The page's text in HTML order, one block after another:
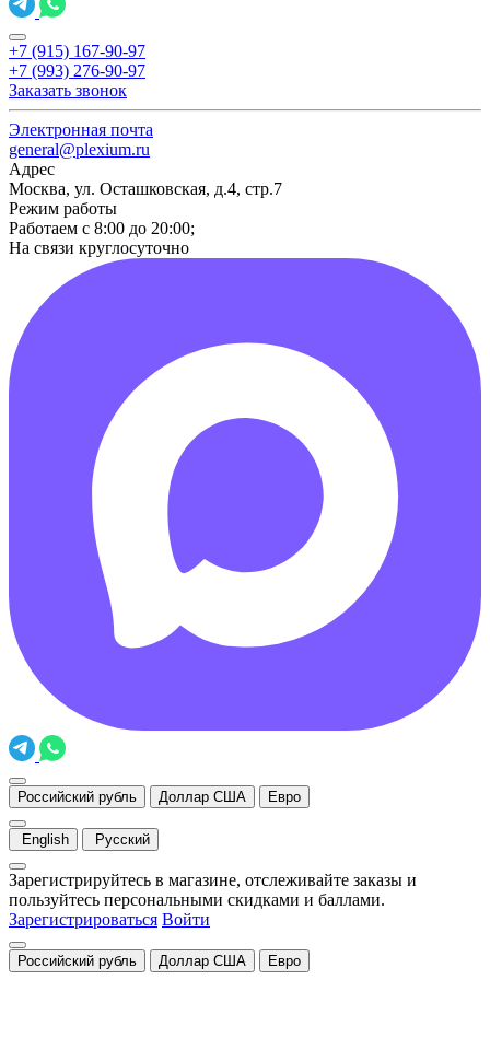
+7 (915) 167-90-97
+7 (993) 276-90-97
Заказать звонок
Электронная почта
general@plexium.ru
Адрес
Москва, ул. Осташковская, д.4, стр.7
Режим работы
Работаем с 8:00 до 20:00;
На связи круглосуточно
Российский рубль Доллар США Евро
English Русский
Зарегистрируйтесь в магазине, отслеживайте заказы и
пользуйтесь персональными скидками и баллами.
Зарегистрироваться Войти
Российский рубль Доллар США Евро